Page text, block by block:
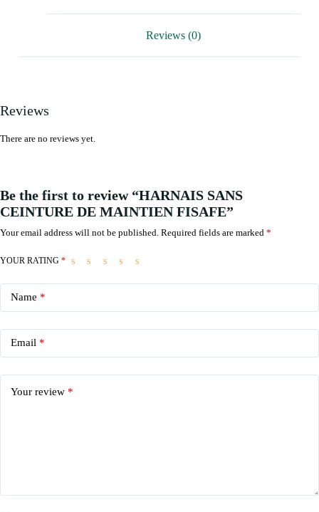
Reviews (0)
Reviews
There are no reviews yet.
Be the first to review “HARNAIS SANS
CEINTURE DE MAINTIEN FISAFE”
Your email address will not be published. Required fields are marked *
YOUR RATING *
Name *
Email *
Your review *